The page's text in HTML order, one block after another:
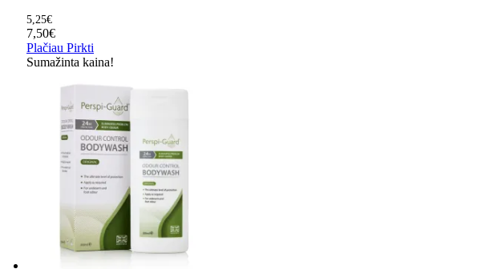
5,25€
7,50€
Plačiau Pirkti
Sumažinta kaina!